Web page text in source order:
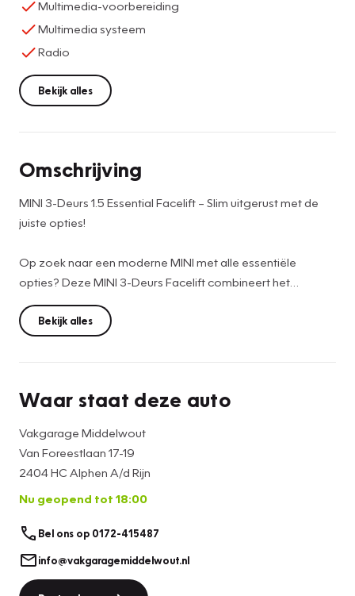
Multimedia-voorbereiding
Multimedia systeem
Radio
Bekijk alles
Omschrijving
MINI 3-Deurs 1.5 Essential Facelift – Slim uitgerust met de
juiste opties!
Op zoek naar een moderne MINI met alle essentiële
opties? Deze MINI 3-Deurs Facelift combineert het
iconische design met de nieuwste technologie. Dankzij Full
Map Navigatie, Apple CarPlay, het volledig digitale
instrumentenpaneel, Keyless Entry en parkeersensoren
een 6-versnellingsbak, wat zorgt voor een sportieve
rijbeleving. Daarnaast is deze MINI uitgevoerd in metallic
lak, voorzien van LED-achterlichten, Matrix LED-
koplampen, 15 inch lichtmetalen velgen, Bluetooth,
WiFi-voorbereiding, regensensor en verwarmbare
buitenspiegels.
Bekijk alles
Waar staat deze auto
Vakgarage Middelwout
Van Foreestlaan 17-19
2404 HC Alphen A/d Rijn
Nu geopend tot 18:00
Bel ons op 0172-415487
info@vakgaragemiddelwout.nl